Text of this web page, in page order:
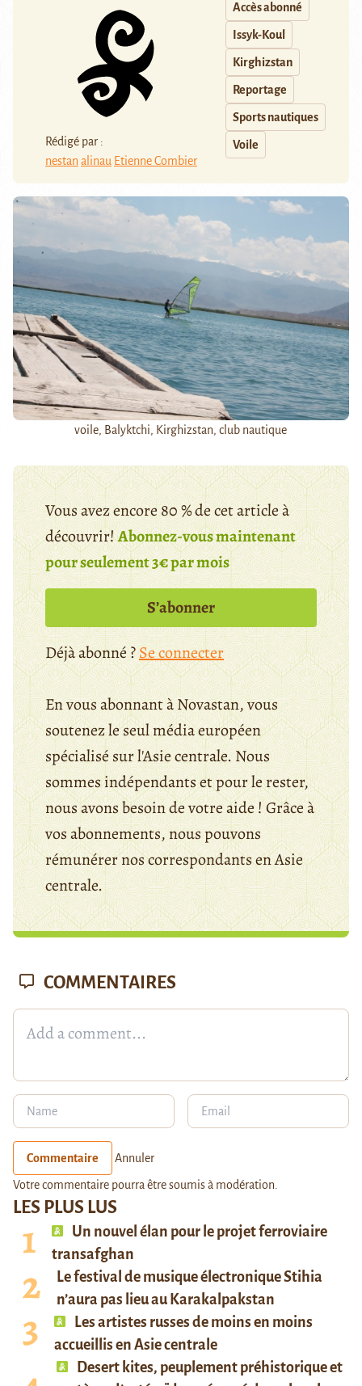
Rédigé par :
nestan alinau Etienne Combier
Accès abonné
Issyk-Koul
Kirghizstan
Reportage
Sports nautiques
Voile
voile, Balyktchi, Kirghizstan, club nautique
Vous avez encore 80 % de cet article à
découvrir!Abonnez-vous maintenant
pour seulement 3€ par mois
S’abonner
Déjà abonné ?Se connecter
En vous abonnant à Novastan, vous
soutenez le seul média européen
spécialisé sur l'Asie centrale. Nous
sommes indépendants et pour le rester,
nous avons besoin de votre aide ! Grâce à
vos abonnements, nous pouvons
rémunérer nos correspondants en Asie
centrale.
LES PLUS LUS
Un nouvel élan pour le projet ferroviaire
transafghan
Le festival de musique électronique Stihia
n’aura pas lieu au Karakalpakstan
Les artistes russes de moins en moins
accueillis en Asie centrale
Desert kites, peuplement préhistorique et
COMMENTAIRES
Commentaire Annuler
Votre commentaire pourra être soumis à modération.